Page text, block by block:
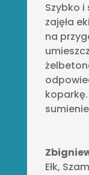
Szybko
zajęła
na
Ełk,